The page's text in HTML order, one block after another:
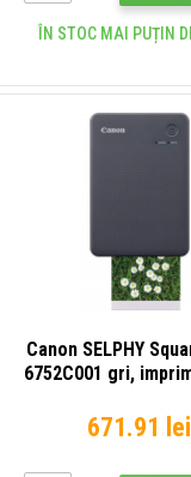
ÎN STOC MAI PUȚIN
Canon SELPHY
6752C001 gri,
671.91 lei